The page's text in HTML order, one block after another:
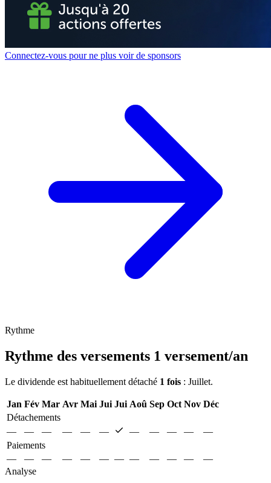
Connectez-vous pour ne plus voir de sponsors
Rythme
Rythme des versements 1 versement/an
Le dividende est habituellement détaché 1 fois : Juillet.
Jan Fév Mar Avr Mai Jui Jui Aoû Sep Oct Nov Déc
Détachements
—
— — — — — — — — —
—
Paiements
—
— — — — — — — — — —
—
Analyse